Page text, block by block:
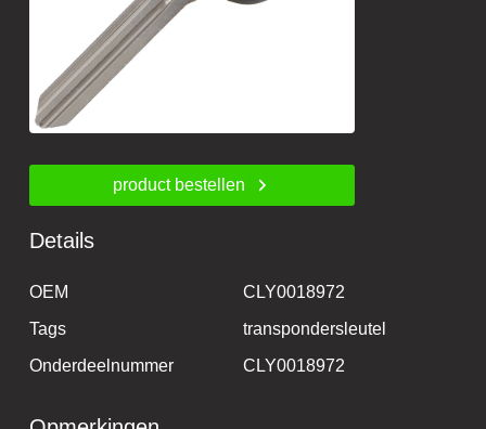
product bestellen
Details
OEM
CLY0018972
Tags
transpondersleutel
Onderdeelnummer
CLY0018972